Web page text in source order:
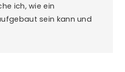
ich, wie ein
sein kann und